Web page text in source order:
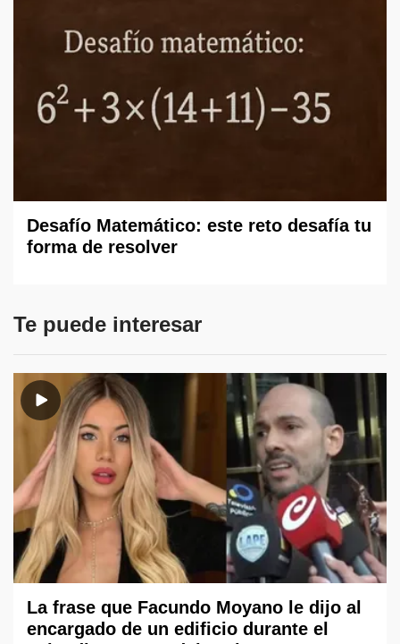
Desafío Matemático: este reto desafía tu
forma de resolver
Te puede interesar
La frase que Facundo Moyano le dijo al
encargado de un edificio durante el